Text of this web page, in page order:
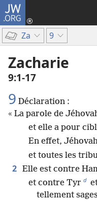
JW.ORG
Za 9
Zacharie
9​:​1-17
9 Déclaration :
« La parole de
et elle a pour
En effet,
et toutes les
2 Elle est contre
et contre Tyr d
tellement